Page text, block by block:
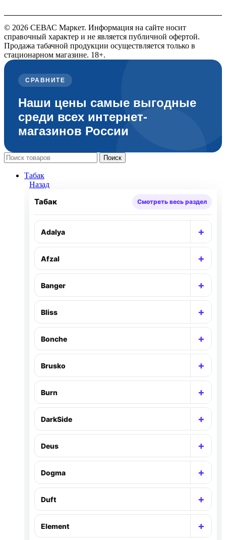
© 2026 СЕВАС Маркет. Информация на сайте носит
справочный характер и не является публичной офертой.
Продажа табачной продукции осуществляется только в
стационарном магазине. 18+.
СРАВНИТЕ
Наши цены самые выгодные
среди всех интернет-
магазинов России
Поиск
Табак
Назад
Табак Смотреть весь раздел
Adalya +
Afzal +
Banger +
Bliss +
Bonche +
Brusko +
Burn +
DarkSide +
Deus +
Dogma +
Duft +
Element +